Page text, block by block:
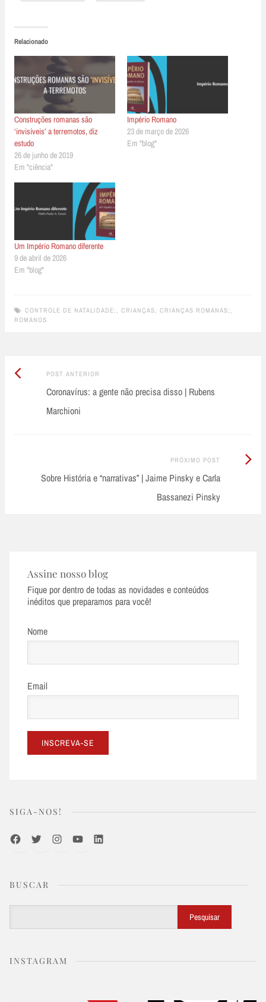
Relacionado
Construções romanas são
‘invisíveis’ a terremotos, diz
estudo
26 de junho de 2019
Em "ciência"
Império Romano
23 de março de 2026
Em "blog"
Um Império Romano diferente
9 de abril de 2026
Em "blog"
CONTROLE DE NATALIDADE; CRIANÇAS CRIANÇAS ROMANAS;
ROMANOS
Post
navigation
POST ANTERIOR
Anterior:
Coronavírus: a gente não precisa disso | Rubens
Marchioni
PRÓXIMO POST
Sobre História e “narrativas” | Jaime Pinsky e Carla
Bassanezi Pinsky
Próximo
Assine nosso blog
Fique por dentro de todas as novidades e conteúdos
inéditos que preparamos para você!
Nome
Email
SIGA-NOS!
FacebookTwitterInstagramYoutubeLinkedIn
BUSCAR
Pesquisar
INSTAGRAM